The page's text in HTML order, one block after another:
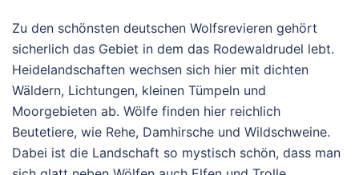
Zu den schönsten deutschen Wolfsrevieren gehört
sicherlich das Gebiet in dem das Rodewaldrudel lebt.
Heidelandschaften wechsen sich hier mit dichten
Wäldern, Lichtungen, kleinen Tümpeln und
Moorgebieten ab. Wölfe finden hier reichlich
Beutetiere, wie Rehe, Damhirsche und Wildschweine.
Dabei ist die Landschaft so mystisch schön, dass man